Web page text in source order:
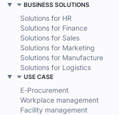
BUSINESS SOLUTIONS
Solutions for HR
Solutions for Finance
Solutions for Sales
Solutions for Marketing
Solutions for Manufacture
Solutions for Logistics
USE CASE
E-Procurement
Workplace management
Facility management